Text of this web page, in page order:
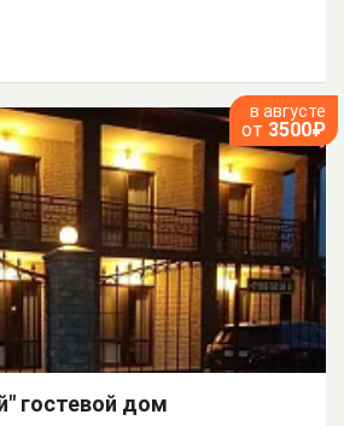
в августе
от 3500₽
гостевой дом